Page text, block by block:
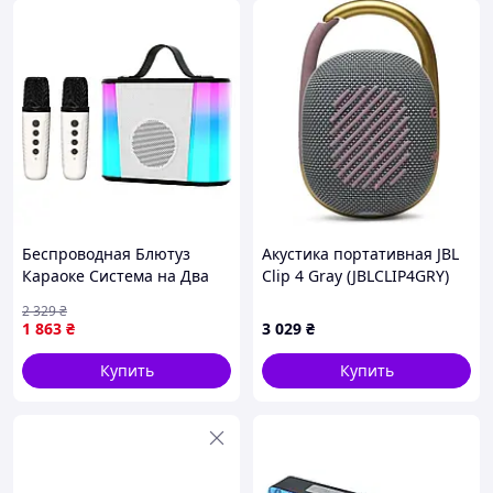
Беспроводная Блютуз
Караоке Система на Два
Переносная Портативная
Колонка с Функцией
Смены Голоса Белая (KTV
V6_ML)
1 863 ₴
2 329₴
Купить
Акустика портативная JBL
Clip 4 Gray (JBLCLIP4GRY)
3 029 ₴
Купить